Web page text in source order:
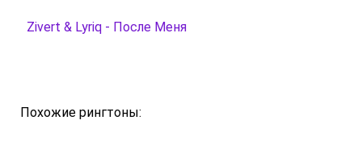
Zivert & Lyriq - После Меня
Похожие рингтоны: